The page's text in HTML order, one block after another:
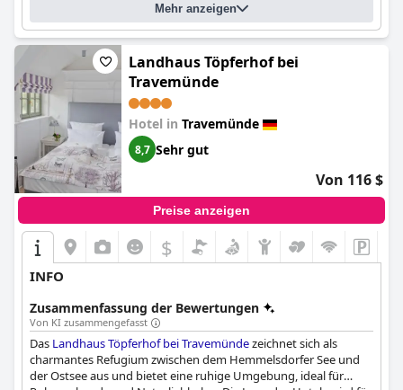
Einrichtungen sind sehr schön und gut gepflegt, wobei die
Sauna und der Pool die Highlights sind. Die Lage des Hotels am
Strand bietet den Gästen die perfekte Gelegenheit, Sonne zu
tanken, die Landschaft zu genießen und unvergessliche
Erinnerungen zu sammeln. Einige Gäste sind jedoch geteilter
Meinung über die Parkmöglichkeiten, da sie diese als
unübersichtlich und überteuert empfinden. Insgesamt ist das
Maritim Strandhotel Travemündeeine gute Wahl für einen
Kurzurlaub an der Ostsee.
Mehr anzeigen
Landhaus Töpferhof bei
Travemünde
Hotel in Travemünde
8,7 Sehr gut
Von 116 $
Preise anzeigen
$
INFO
Zusammenfassung der Bewertungen
Von KI zusammengefasst
Das Landhaus Töpferhof bei Travemündezeichnet sich als
charmantes Refugium zwischen dem Hemmelsdorfer See und
der Ostsee aus und bietet eine ruhige Umgebung, ideal für